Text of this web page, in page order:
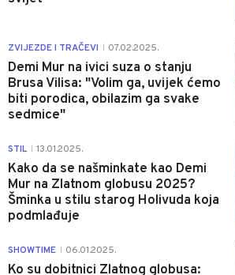
ZVIJEZDE I TRAČEVI 07.02.2025.
Demi Mur na ivici suza o stanju
Brusa Vilisa: "Volim ga, uvijek ćemo
biti porodica, obilazim ga svake
sedmice"
STIL 13.01.2025.
Kako da se našminkate kao Demi
Mur na Zlatnom globusu 2025?
Šminka u stilu starog Holivuda koja
podmlađuje
SHOWTIME 06.01.2025.
Ko su dobitnici Zlatnog globusa: